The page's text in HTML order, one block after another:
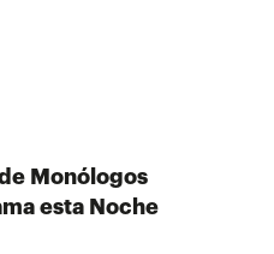
Monólogos
esta Noche